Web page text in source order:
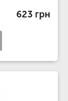
623 грн